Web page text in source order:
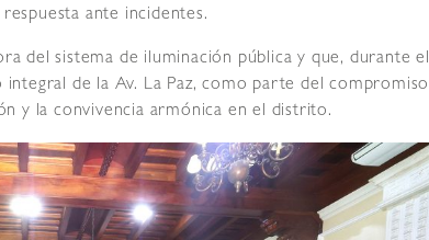
ante incidentes.
del sistema de iluminación pública y que, durante el
de la Av. La Paz, como parte del compromiso
y la convivencia armónica en el distrito.